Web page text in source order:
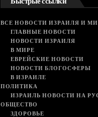
ВСЕ НОВОСТИ ИЗРАИЛЯ И
ГЛАВНЫЕ НОВОСТИ
НОВОСТИ ИЗРАИЛЯ
В МИРЕ
ЕВРЕЙСКИЕ НОВОСТИ
НОВОСТИ БЛОГОСФЕРЫ
В ИЗРАИЛЕ
ПОЛИТИКА
ИЗРАИЛЬ НОВОСТИ НА
ОБЩЕСТВО
ЗДОРОВЬЕ